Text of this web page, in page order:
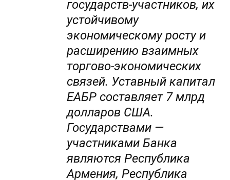
государств-участников, их
устойчивому
экономическому росту и
расширению взаимных
торгово-экономических
связей. Уставный капитал
ЕАБР составляет 7 млрд
долларов США.
Государствами —
участниками Банка
являются Республика
Армения, Республика